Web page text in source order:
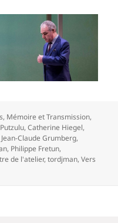
, Mémoire et Transmission,
,Catherine Hiegel,
Jean-Claude Grumberg,
, Philippe Fretun,
de l'atelier,tordjman,Vers